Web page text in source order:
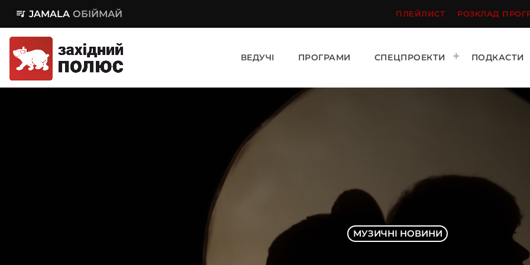
queue_music JAMALA ОБІЙМАЙ ПЛЕЙЛИСТ РОЗКЛАД
ВЕДУЧІ ПРОГРАМИ СПЕЦПРОЕКТИ ПОДКАСТИ
МУЗИЧНІ НОВИНИ